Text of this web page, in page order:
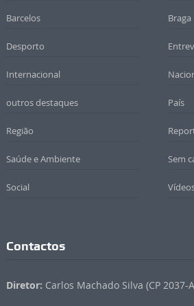
Barcelos Braga
Desporto
Internacional
outros destaques País
Região
Saúde e Ambiente Sem
Social
Contactos
Diretor: Carlos Machado Silva (CP 2037-